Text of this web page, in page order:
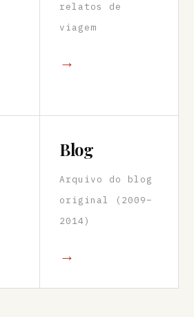
relatos de
viagem
→
Blog
Arquivo do blog
original (2009–
2014)
→